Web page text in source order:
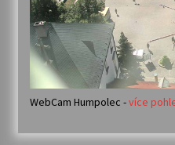
WebCam Humpolec -více